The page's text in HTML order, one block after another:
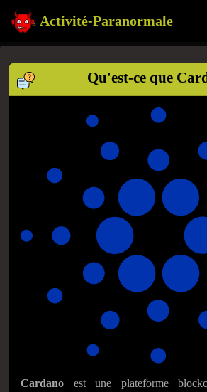
Activité-Paranormale
Qu'est-ce que
Cardano est une plateforme